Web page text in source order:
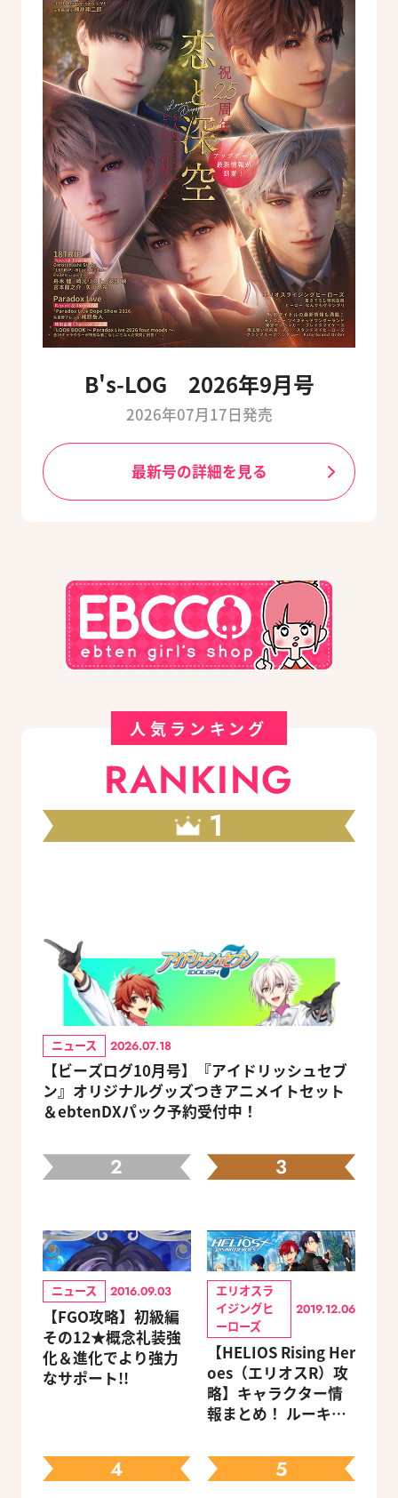
B's-LOG 2026年9月号
2026年07月17日発売
最新号の詳細を見る
人気ランキング
RANKING
1
ニュース 2026.07.18
【ビーズログ10月号】『アイドリッシュセブ
ン』オリジナルグッズつきアニメイトセット
＆ebtenDXパック予約受付中！
2
ニュース 2016.09.03
【FGO攻略】初級編
その12★概念礼装強
化＆進化でより強力
なサポート!!
3
エリオスラ
イジングヒ
ーローズ
2019.12.06
【HELIOS Rising Her
oes（エリオスR）攻
略】キャラクター情
報まとめ！ ルーキ
キャラを網羅（随時
更新）
4 5